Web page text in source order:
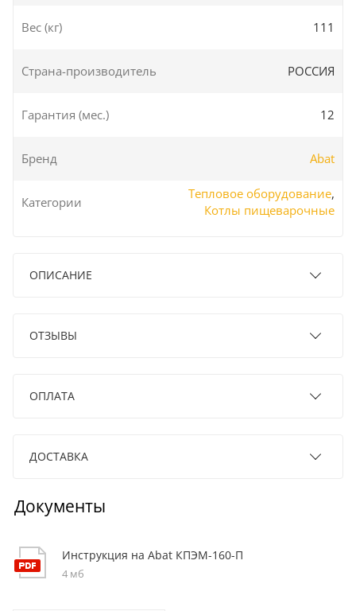
Вес (кг) 111
Страна-производитель РОССИЯ
Гарантия (мес.) 12
Бренд Abat
Категории
Тепловое оборудование,
Котлы пищеварочные
ОПИСАНИЕ
ОТЗЫВЫ
ОПЛАТА
ДОСТАВКА
Документы
Инструкция на Abat КПЭМ-160-П
4 мб